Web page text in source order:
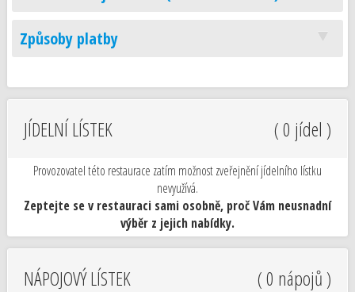
Způsoby platby
JÍDELNÍ LÍSTEK ( 0 jídel )
Provozovatel této restaurace zatím možnost zveřejnění jídelního lístku
nevyužívá.
Zeptejte se v restauraci sami osobně, proč Vám neusnadní
výběr z jejich nabídky.
NÁPOJOVÝ LÍSTEK ( 0 nápojů )